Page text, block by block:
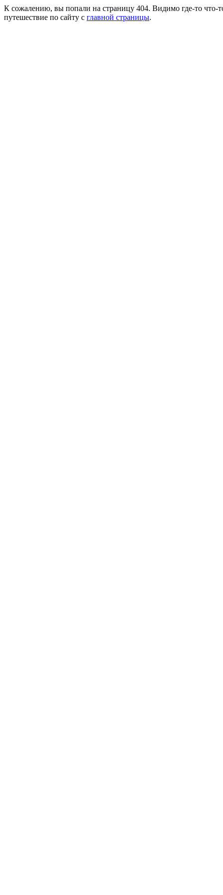
К сожалению, вы попали на страницу 404. Видимо где-то что-
путешествие по сайту с главной страницы.